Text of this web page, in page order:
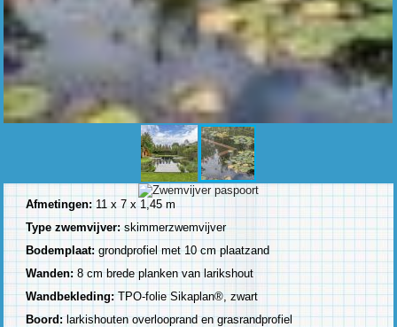
Afmetingen:11 x 7 x 1,45 m
Type zwemvijver:skimmerzwemvijver
Bodemplaat: grondprofiel met 10 cm plaatzand
Wanden:8 cm brede planken van larikshout
Wandbekleding:TPO-folie Sikaplan®, zwart
Boord:larkishouten overlooprand en grasrandprofiel